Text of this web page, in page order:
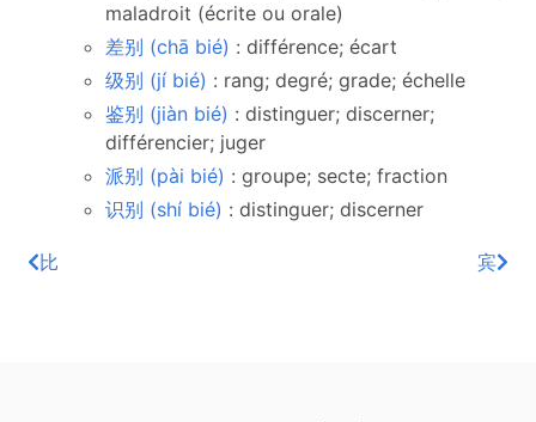
maladroit (écrite ou orale)
差别 (chā bié) : différence; écart
级别 (jí bié) : rang; degré; grade; échelle
鉴别 (jiàn bié) : distinguer; discerner;
différencier; juger
派别 (pài bié) : groupe; secte; fraction
识别 (shí bié) : distinguer; discerner
比 宾